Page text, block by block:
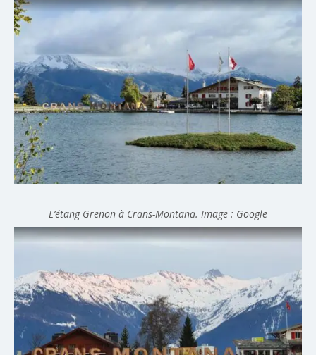
L’étang Grenon à Crans-Montana. Image : Google